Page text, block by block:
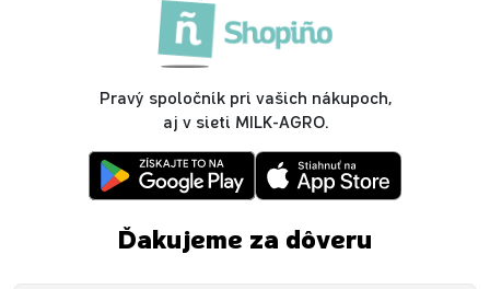
Pravý spoločník pri vašich nákupoch,
aj v sieti MILK-AGRO.
Ďakujeme za dôveru